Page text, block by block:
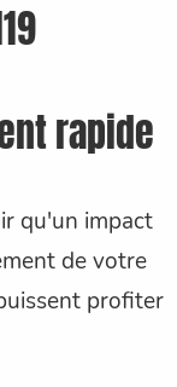
rapide
qu'un impact
de votre
profiter